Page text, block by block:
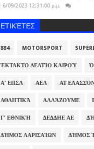
6/09/2023 12:31:00 μ.μ.
ΕΤΙΚΈΤΕΣ
884 MOTORSPORT
ΈΚΤΑΚΤΟ ΔΕΛΤΊΟ ΚΑΙΡΟΎ
Α' ΕΠΣΛ ΑΕΛ ΑΤ
ΑΘΛΗΤΙΚΆ ΑΛΛΆΖΟΥΜΕ
Γ' ΕΘΝΙΚΉ ΔΕΔΔΗΕ ΑΕ
ΔΉΜΟΣ ΛΑΡΙΣΑΊΩΝ ΔΉΜΟΣ